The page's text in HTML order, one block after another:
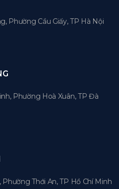
Phường Cầu Giấy, TP Hà Nội
Phường Hoà Xuân, TP Đà
Thới An, TP Hồ Chí Minh